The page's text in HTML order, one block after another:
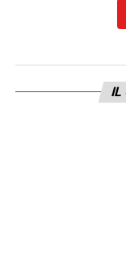
supera
destro di
Regolare la
IL